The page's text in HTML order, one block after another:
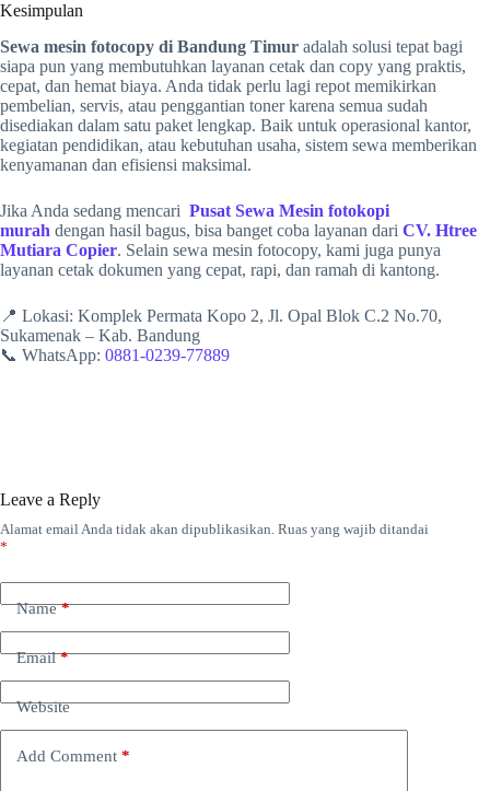
Kesimpulan
Sewa mesin fotocopy di Bandung Timur adalah solusi tepat bagi
siapa pun yang membutuhkan layanan cetak dan copy yang praktis,
cepat, dan hemat biaya. Anda tidak perlu lagi repot memikirkan
pembelian, servis, atau penggantian toner karena semua sudah
disediakan dalam satu paket lengkap. Baik untuk operasional kantor,
kegiatan pendidikan, atau kebutuhan usaha, sistem sewa memberikan
kenyamanan dan efisiensi maksimal.
Jika Anda sedang mencari Pusat Sewa Mesin fotokopi
murah dengan hasil bagus, bisa banget coba layanan dari CV. Htree
Mutiara Copier. Selain sewa mesin fotocopy, kami juga punya
layanan cetak dokumen yang cepat, rapi, dan ramah di kantong.
📍 Lokasi: Komplek Permata Kopo 2, Jl. Opal Blok C.2 No.70,
Sukamenak – Kab. Bandung
📞 WhatsApp: 0881-0239-77889
Leave a Reply
Alamat email Anda tidak akan dipublikasikan. Ruas yang wajib ditandai
*
Name*
Email*
Website
Add Comment *